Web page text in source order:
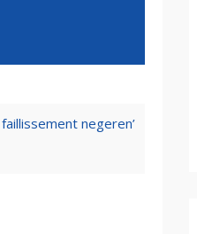
negeren’